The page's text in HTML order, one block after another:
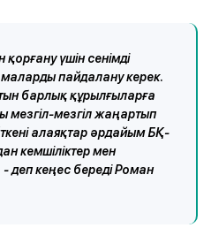
үшін сенімді
пайдалану керек.
барлық құрылғыларға
мезгіл жаңартып
алаяқтар әрдайым БҚ-
кемшіліктер мен
деп кеңес береді Роман